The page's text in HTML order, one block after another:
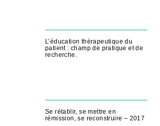
L’éducation thérapeutique du
patient : champ de pratique et de
recherche.
Se rétablir, se mettre en
rémission, se reconstruire – 2017